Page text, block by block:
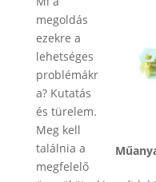
megoldás
ezekre a
lehetséges
problémákr
a? Kutatás
és türelem.
Meg kell
találnia a
megfelelő